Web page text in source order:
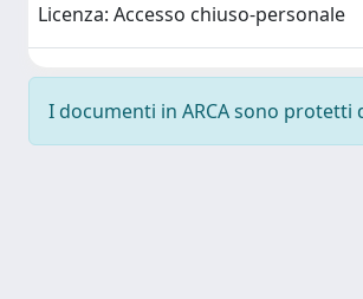
Licenza: Accesso chiuso-personale
I documenti in ARCA sono